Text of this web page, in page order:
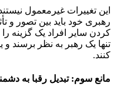
این تغییرات غیرمعمول
رهبری خود باید بین تصور و
کردن سایر افراد یک گزینه را
تنها یک رهبر به نظر برسند و
کنند.
مانع سوم: تبدیل رقبا به